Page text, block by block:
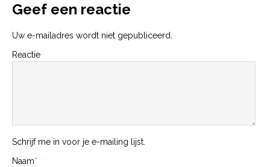
Geef een reactie
Uw e-mailadres wordt niet gepubliceerd.
Reactie
Schrijf me in voor je e-mailing lijst.
Naam*